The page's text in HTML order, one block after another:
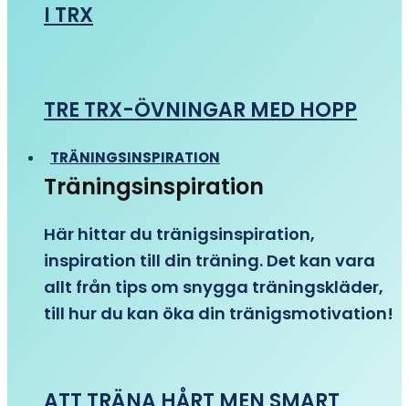
I TRX
TRE TRX-ÖVNINGAR MED HOPP
TRÄNINGSINSPIRATION
Träningsinspiration
Här hittar du tränigsinspiration,
inspiration till din träning. Det kan vara
allt från tips om snygga träningskläder,
till hur du kan öka din tränigsmotivation!